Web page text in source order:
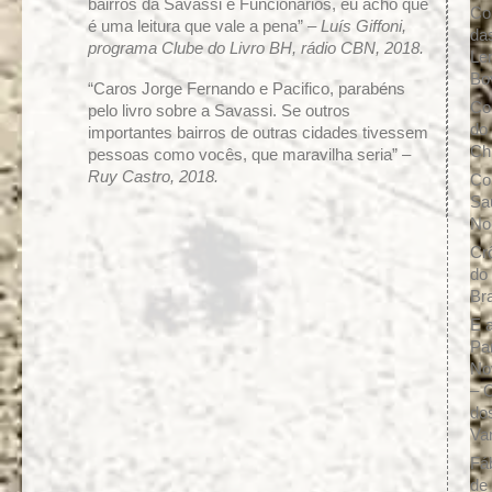
bairros da Savassi e Funcionários, eu acho que
é uma leitura que vale a pena” –Luís Giffoni,
programa Clube do Livro BH, rádio CBN, 2018.
“Caros Jorge Fernando e Pacifico, parabéns
pelo livro sobre a Savassi. Se outros
importantes bairros de outras cidades tivessem
pessoas como vocês, que maravilha seria” –
Ruy Castro, 2018.
do
do
E
–
de